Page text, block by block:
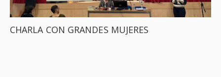
CHARLA CON GRANDES MUJERES